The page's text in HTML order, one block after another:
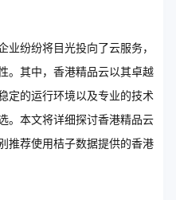
纷纷将目光投向了云服务，
。其中，香港精品云以其卓越
定的运行环境以及专业的技术
。本文将详细探讨香港精品云
推荐使用桔子数据提供的香港